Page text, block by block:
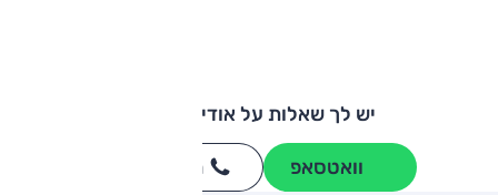
יש לך שאלות על אודי e-tron?
וואטסאפ חייגו